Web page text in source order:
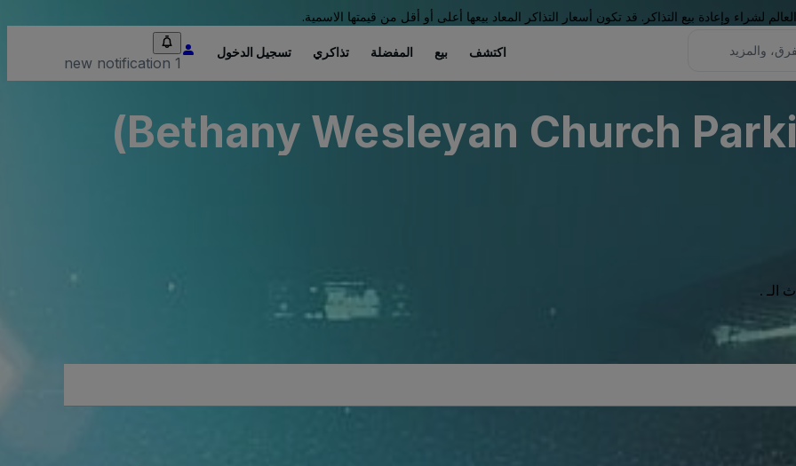
لشراء وإعادة بيع التذاكر. قد تكون أسعار التذاكر المعاد بيعها أعلى أو أقل من قيمتها الاسمية.
اكتشف بيع المفضلة تذاكري تسجيل الدخول
1 new notification
Bethany Wesleyan Church
الـ .